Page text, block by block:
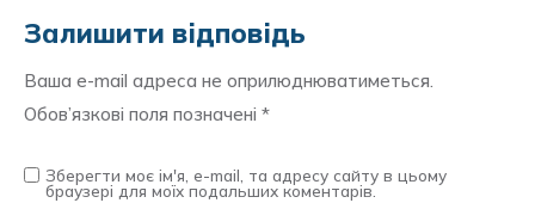
Залишити відповідь
Ваша e-mail адреса не оприлюднюватиметься.
Обов’язкові поля позначені *
Зберегти моє ім'я, e-mail, та адресу сайту в цьому
браузері для моїх подальших коментарів.